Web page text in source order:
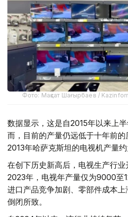
Фото: Мақсат Шағырбаев /
数据显示，这是自2015年以来上
而，目前的产量仍远低于十年前的
2013年哈萨克斯坦的电视机产量约
在创下历史新高后，电视生产行
2023年，电视年产量仅为9000至
进口产品竞争加剧、零部件成本
倒闭所致。